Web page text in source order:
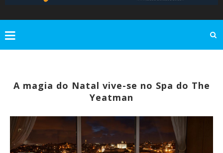
A magia do Natal vive-se no Spa do The
Yeatman